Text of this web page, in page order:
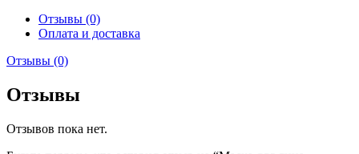
Отзывы (0)
Оплата и доставка
Отзывы (0)
Отзывы
Отзывов пока нет.